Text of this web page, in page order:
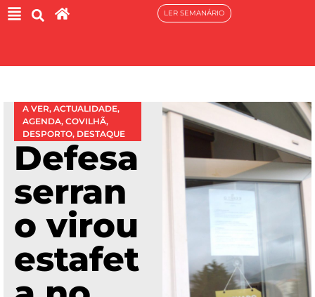
LER SEMANÁRIO
A VER, ACTUALIDADE,
AGENDA, COVILHÃ,
DESPORTO, DESTAQUE
Defesa
serran
o virou
estafet